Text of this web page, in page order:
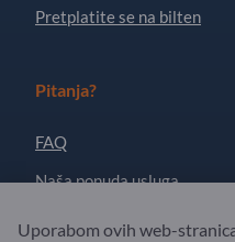
Pretplatite se na bilten
Pitanja?
FAQ
Naša ponuda usluga
Uporabom ovih web-